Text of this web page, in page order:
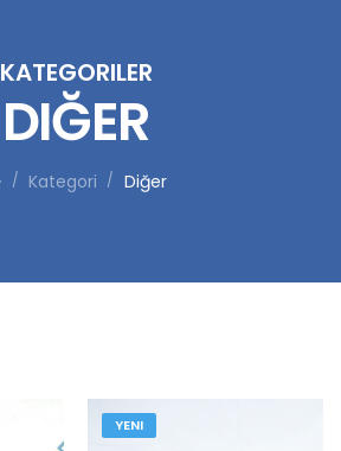
KATEGORILER
DIĞER
/ Kategori / Diğer
YENI